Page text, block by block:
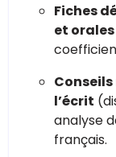
Fiches
et orales
l’écrit
analyse
français.